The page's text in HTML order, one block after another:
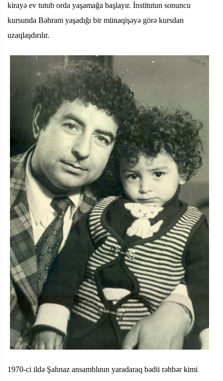
kirayə ev tutub orda yaşamağa başlayır. İnstitutun sonuncu
kursunda Bəhram yaşadığı bir münaqişəyə görə kursdan
uzaqlaşdırılır.
1970-ci ildə Şahnaz ansamblının yaradaraq bədii rəhbər kimi